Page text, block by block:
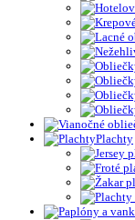
Plachty